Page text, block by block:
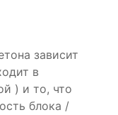
зависит
в
) и то, что
блока /